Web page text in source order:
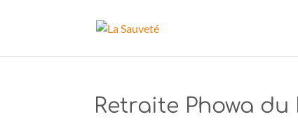
Retraite Phowa